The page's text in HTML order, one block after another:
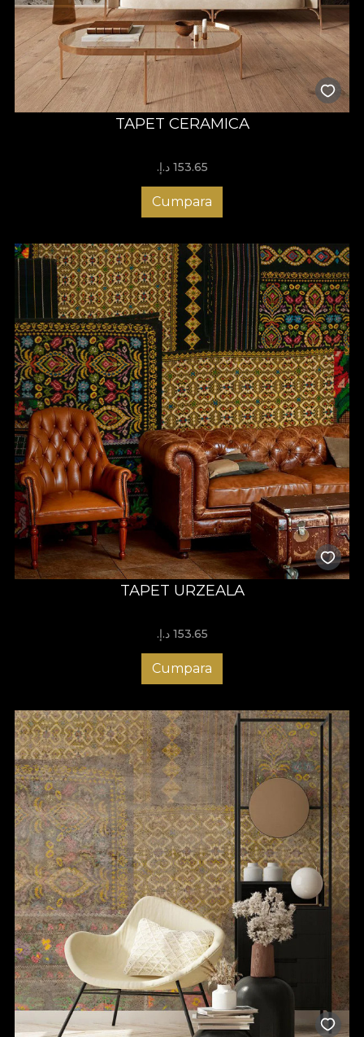
TAPET CERAMICA
153.65 د.إ.‏
Cumpara
TAPET URZEALA
153.65 د.إ.‏
Cumpara